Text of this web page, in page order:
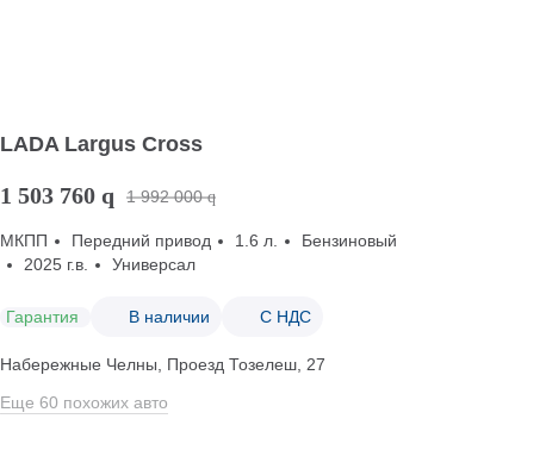
LADA Largus Cross
1 503 760 q 1 992 000 q
МКПП Передний привод 1.6 л.
Бензиновый
2025 г.в.
Универсал
Гарантия В наличии С НДС
Набережные Челны, Проезд ​Тозелеш, 27
Еще 60 похожих авто